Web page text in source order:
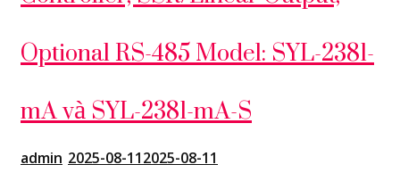
Optional RS-485 Model: SYL-2381-
mA và SYL-2381-mA-S
admin 2025-08-112025-08-11